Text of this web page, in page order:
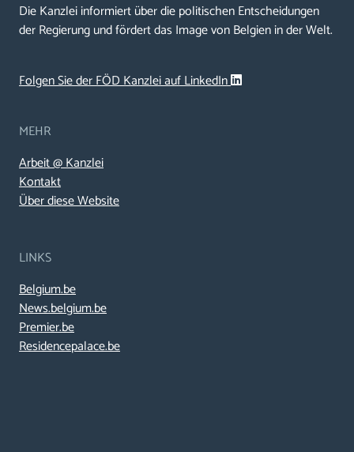
Die Kanzlei informiert über die politischen Entscheidungen
der Regierung und fördert das Image von Belgien in der Welt.
Folgen Sie der FÖD Kanzlei auf LinkedIn
MEHR
Arbeit @ Kanzlei
Kontakt
Über diese Website
LINKS
Belgium.be
News.belgium.be
Premier.be
Residencepalace.be